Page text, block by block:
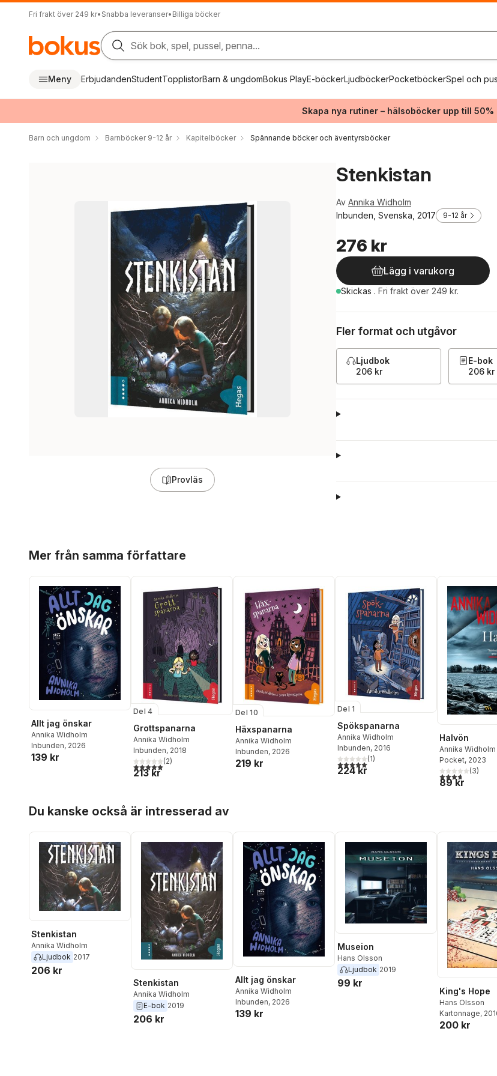
Fri frakt över 249 kr• Snabba leveranser• Billiga böcker
Sök bok, spel, pussel, penna...
Meny ErbjudandenStudentTopplistorBarn & ungdomBokus PlayE-böckerLjudböckerPocketböckerSpel och
Skapa nya rutiner – hälsoböcker upp till 50%
Barn och ungdom Barnböcker 9-12 år Kapitelböcker Spännande böcker och äventyrsböcker
Provläs
Stenkistan
Av Annika Widholm
Inbunden, Svenska, 2017
9-12 år
276 kr
Lägg i varukorg
Skickas . Fri frakt över 249 kr.
Fler format och utgåvor
Ljudbok
206 kr
E-bok
206 kr
Mer från samma författare
Allt jag önskar
Annika Widholm
Inbunden, 2026
139 kr
Del 4
Grottspanarna
Annika Widholm
Inbunden, 2018
5,0utav 5 stjärnor. Totalt antal röster:
(2)
213 kr
Del 10
Häxspanarna
Annika Widholm
Inbunden, 2026
219 kr
Del 1
Spökspanarna
Annika Widholm
Inbunden, 2016
5,0utav 5 stjärnor. Totalt antal röster:
(1)
224 kr
Halvön
Annika Widholm
Pocket, 2023
3,7utav 5(3)
89 kr
Du kanske också är intresserad av
Stenkistan
Annika Widholm
Ljudbok 2017
206 kr
Stenkistan
Annika Widholm
E-bok 2019
206 kr
Allt jag önskar
Annika Widholm
Inbunden, 2026
139 kr
Museion
Hans Olsson
Ljudbok 2019
99 kr
King's Hope
Hans Olsson
Kartonnage,
200 kr